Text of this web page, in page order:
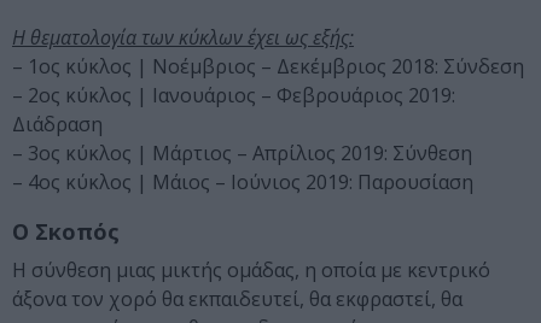
Η θεματολογία των κύκλων έχει ως εξής:
– 1ος κύκλος | Νοέμβριος – Δεκέμβριος 2018: Σύνδεση
– 2ος κύκλος | Ιανουάριος – Φεβρουάριος 2019:
Διάδραση
– 3ος κύκλος | Μάρτιος – Απρίλιος 2019: Σύνθεση
– 4ος κύκλος | Μάιος – Ιούνιος 2019: Παρουσίαση
Ο Σκοπός
Η σύνθεση μιας μικτής ομάδας, η οποία με κεντρικό
άξονα τον χορό θα εκπαιδευτεί, θα εκφραστεί, θα